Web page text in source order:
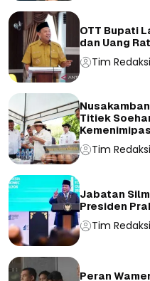
OTT Bupati
dan Uang
Tim Redaksi
Titiek
Tim Redaksi
Jabatan
Presiden
Tim Redaksi
Peran